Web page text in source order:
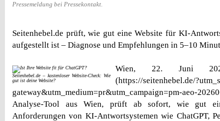
Pressemeldung bei Pressekontakt.
Seitenhebel.de prüft, wie gut eine Website für KI-
aufgestellt ist – Diagnose und Empfehlungen in 5–10
Seitenhebel.de – kostenloser Website-Check: Wie
gut ist deine Website?
Wien, 22. Juni
(https://seitenhebel.de/
gateway&utm_medium=pr&utm_campaign=pm-aeo-
Analyse-Tool aus Wien, prüft ab sofort, wie gut
Anforderungen von KI-Antwortsystemen wie ChatGPT,